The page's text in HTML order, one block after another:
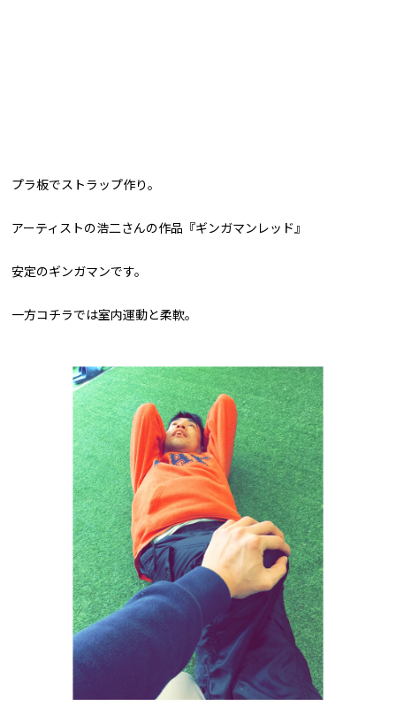
プラ板でストラップ作り。
アーティストの浩二さんの作品『ギンガマンレッド』
安定のギンガマンです。
一方コチラでは室内運動と柔軟。